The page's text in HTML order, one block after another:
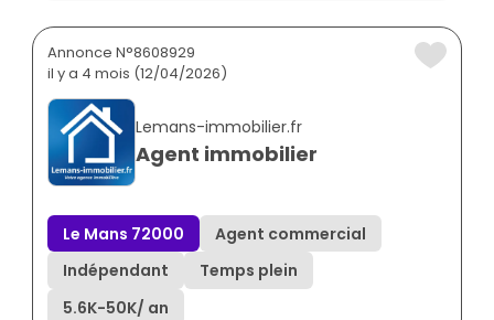
Annonce N°8608929
il y a 4 mois (12/04/2026)
Lemans-immobilier.fr
Agent immobilier
Le Mans 72000
Agent commercial
Indépendant
Temps plein
5.6K-50K/ an